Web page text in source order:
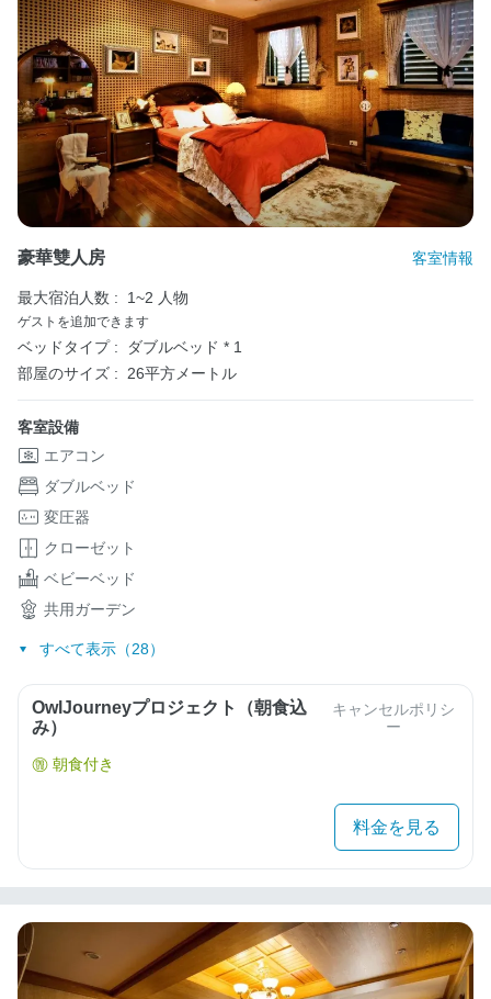
豪華雙人房 客室情報
最大宿泊人数 : 1~2 人物
ゲストを追加できます
ベッドタイプ :
ダブルベッド * 1
部屋のサイズ :
26平方メートル
客室設備
エアコン
ダブルベッド
変圧器
クローゼット
ベビーベッド
共用ガーデン
すべて表示（28）
OwlJourneyプロジェクト（朝食込
み）
キャンセルポリシ
ー
朝食付き
料金を見る